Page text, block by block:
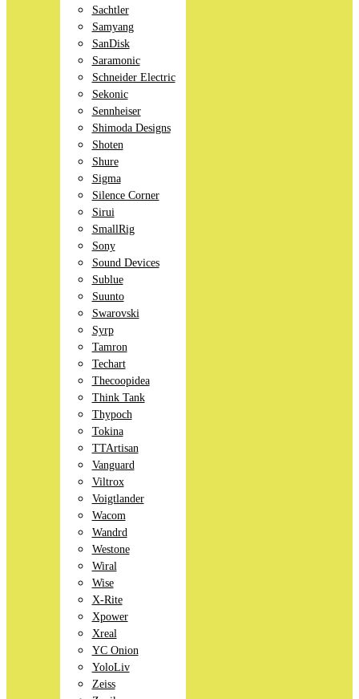
Sachtler
Samyang
SanDisk
Saramonic
Schneider Electric
Sekonic
Sennheiser
Shimoda Designs
Shoten
Shure
Sigma
Silence Corner
Sirui
SmallRig
Sony
Sound Devices
Sublue
Suunto
Swarovski
Syrp
Tamron
Techart
Thecoopidea
Think Tank
Thypoch
Tokina
TTArtisan
Vanguard
Viltrox
Voigtlander
Wacom
Wandrd
Westone
Wiral
Wise
X-Rite
Xpower
Xreal
YC Onion
YoloLiv
Zeiss